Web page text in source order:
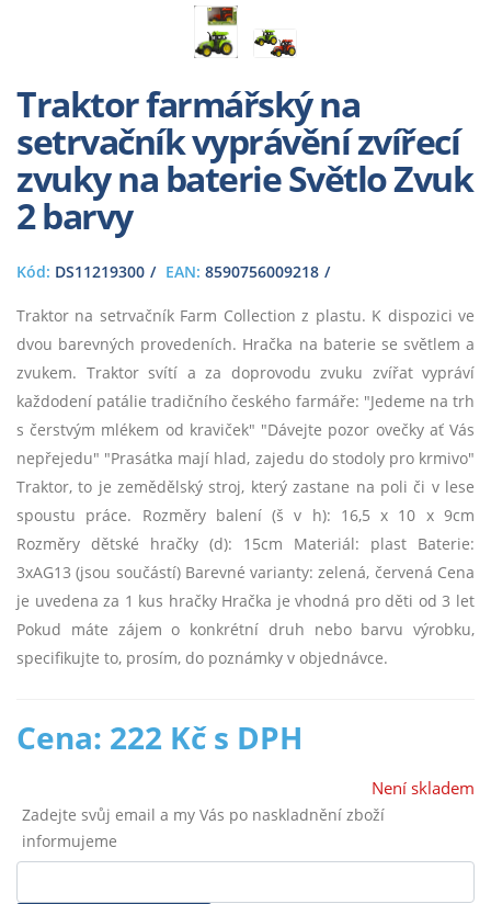
Traktor farmářský na
setrvačník vyprávění zvířecí
zvuky na baterie Světlo Zvuk
2 barvy
Kód: DS11219300 EAN: 8590756009218
Traktor na setrvačník Farm Collection z plastu. K dispozici ve
dvou barevných provedeních. Hračka na baterie se světlem a
zvukem. Traktor svítí a za doprovodu zvuku zvířat vypráví
každodení patálie tradičního českého farmáře: "Jedeme na trh
s čerstvým mlékem od kraviček" "Dávejte pozor ovečky ať Vás
nepřejedu" "Prasátka mají hlad, zajedu do stodoly pro krmivo"
Traktor, to je zemědělský stroj, který zastane na poli či v lese
spoustu práce. Rozměry balení (š v h): 16,5 x 10 x 9cm
Rozměry dětské hračky (d): 15cm Materiál: plast Baterie:
3xAG13 (jsou součástí) Barevné varianty: zelená, červená Cena
je uvedena za 1 kus hračky Hračka je vhodná pro děti od 3 let
Pokud máte zájem o konkrétní druh nebo barvu výrobku,
specifikujte to, prosím, do poznámky v objednávce.
Cena: 222 Kč s DPH
Není skladem
Zadejte svůj email a my Vás po naskladnění zboží
informujeme